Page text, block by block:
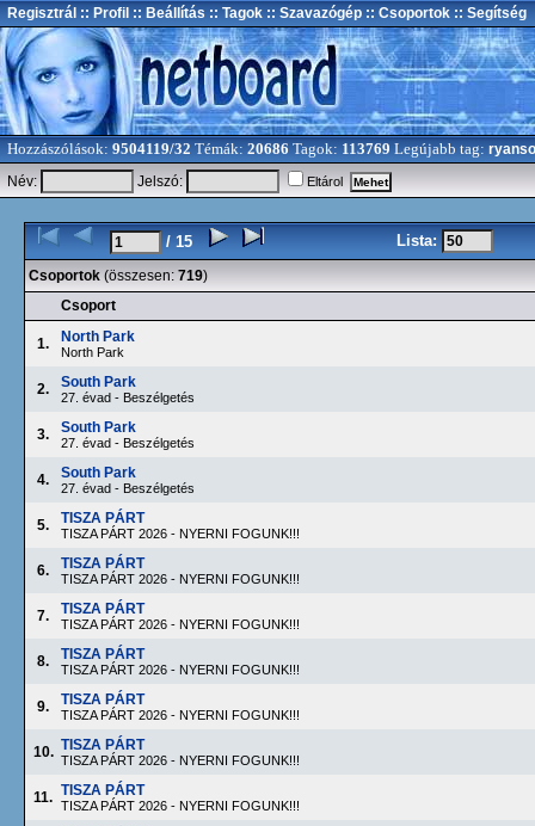
Regisztrál :: Profil :: Beállítás :: Tagok :: Szavazógép :: Csoportok :: Segítség
Hozzászólások: 9504119/32 Témák: 20686 Tagok: 113769 Legújabb tag:
Név:
Jelszó: Eltárol
/ 15 Lista:
Csoportok (összesen: 719)
Csoport
1. North Park
North Park
2. South Park
27. évad - Beszélgetés
3. South Park
27. évad - Beszélgetés
4. South Park
27. évad - Beszélgetés
5. TISZA PÁRT
TISZA PÁRT 2026 - NYERNI FOGUNK!!!
6. TISZA PÁRT
TISZA PÁRT 2026 - NYERNI FOGUNK!!!
7. TISZA PÁRT
TISZA PÁRT 2026 - NYERNI FOGUNK!!!
8. TISZA PÁRT
TISZA PÁRT 2026 - NYERNI FOGUNK!!!
9. TISZA PÁRT
TISZA PÁRT 2026 - NYERNI FOGUNK!!!
10. TISZA PÁRT
TISZA PÁRT 2026 - NYERNI FOGUNK!!!
11. TISZA PÁRT
TISZA PÁRT 2026 - NYERNI FOGUNK!!!